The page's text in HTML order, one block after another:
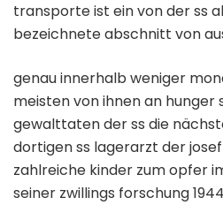
transporte ist ein von der ss
bezeichnete abschnitt von
genau innerhalb weniger
meisten von ihnen an hunger
gewalttaten der ss die
dortigen ss lagerarzt der
zahlreiche kinder zum opfer
seiner zwillings forschung